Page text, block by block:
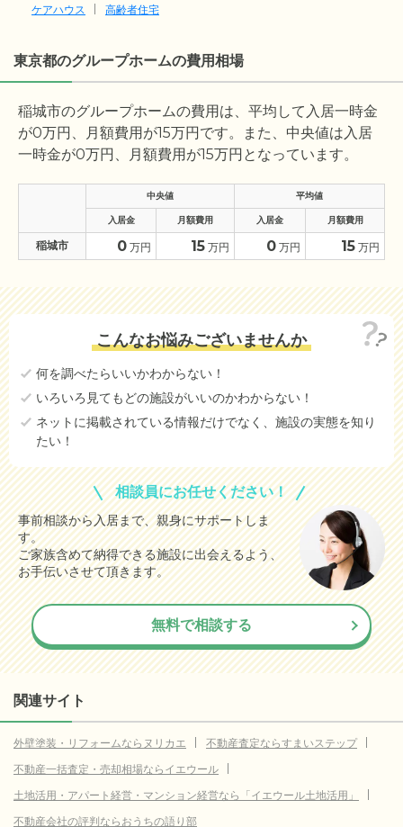
ケアハウス
高齢者住宅
東京都のグループホームの費用相場
稲城市のグループホームの費用は、平均して入居一時金
が0万円、月額費用が15万円です。また、中央値は入居
一時金が0万円、月額費用が15万円となっています。
中央値 平均値
入居金 月額費用 入居金 月額費用
稲城市 0 万円 15 万円 0 万円 15 万円
こんなお悩みございませんか
何を調べたらいいかわからない！
いろいろ見てもどの施設がいいのかわからない！
ネットに掲載されている情報だけでなく、施設の実態を知り
たい！
相談員にお任せください！
事前相談から入居まで、親身にサポートしま
す。
ご家族含めて納得できる施設に出会えるよう、
お手伝いさせて頂きます。
無料で相談する
関連サイト
外壁塗装・リフォームならヌリカエ
不動産査定ならすまいステップ
不動産一括査定・売却相場ならイエウール
土地活用・アパート経営・マンション経営なら「イエウール土地活用」
不動産会社の評判ならおうちの語り部